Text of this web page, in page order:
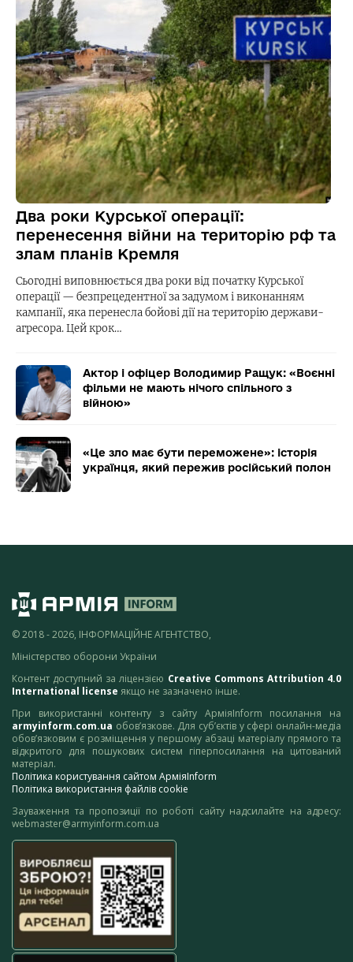
Два роки Курської операції:
перенесення війни на територію рф та
злам планів Кремля
Сьогодні виповнюється два роки від початку Курської
операції — безпрецедентної за задумом і виконанням
кампанії, яка перенесла бойові дії на територію держави-
агресора. Цей крок…
Актор і офіцер Володимир Ращук: «Воєнні
фільми не мають нічого спільного з
війною»
«Це зло має бути переможене»: історія
українця, який пережив російський полон
© 2018 - 2026, ІНФОРМАЦІЙНЕ АГЕНТСТВО,
Міністерство оборони України
Контент доступний за ліцензією Creative Commons Attribution 4.0
International license якщо не зазначено інше.
При використанні контенту з сайту АрміяInform посилання на
armyinform.com.ua обов’язкове. Для суб’єктів у сфері онлайн-медіа
обов’язковим є розміщення у першому абзаці матеріалу прямого та
відкритого для пошукових систем гіперпосилання на цитований
матеріал.
Політика користування сайтом АрміяInform
Політика використання файлів cookie
Зауваження та пропозиції по роботі сайту надсилайте на адресу:
webmaster@armyinform.com.ua